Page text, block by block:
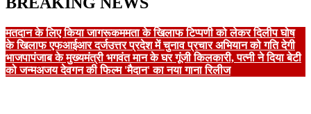
मतदान के लिए किया जागरूकममता के खिलाफ टिप्पणी को लेकर दिलीप घोष
के खिलाफ एफआईआर दर्जउत्तर प्रदेश में चुनाव प्रचार अभियान को गति देगी
भाजपापंजाब के मुख्यमंत्री भगवंत मान के घर गूंजी किलकारी, पत्नी ने दिया बेटी
को जन्मअजय देवगन की फिल्म 'मैदान' का नया गाना रिलीज